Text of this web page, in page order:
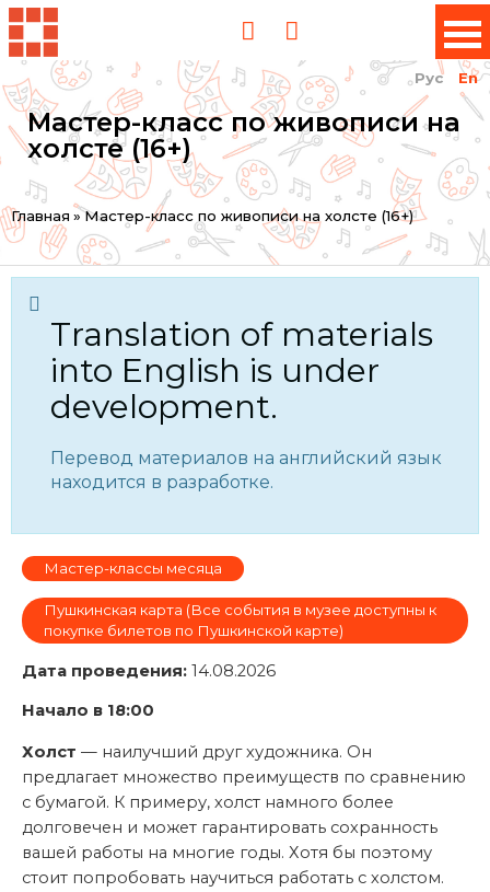
Рус En
Мастер-класс по живописи на
холсте (16+)
You
are
here
Главная »Мастер-класс по живописи на холсте (16+)
Translation of materials
into English is under
development.
Перевод материалов на английский язык
находится в разработке.
Мастер-классы месяца
Пушкинская карта (Все события в музее доступны к
покупке билетов по Пушкинской карте)
Дата проведения: 14.08.2026
Начало в 18:00
Холст — наилучший друг художника. Он
предлагает множество преимуществ по сравнению
с бумагой. К примеру, холст намного более
долговечен и может гарантировать сохранность
вашей работы на многие годы. Хотя бы поэтому
стоит попробовать научиться работать с холстом.